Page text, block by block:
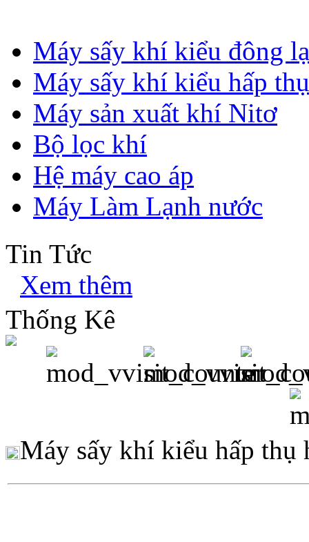
Máy sấy khí kiểu đông
Máy sấy khí kiểu hấp thụ
Máy sản xuất khí Nitơ
Bộ lọc khí
Hệ máy cao áp
Máy Làm Lạnh nước
Tin Tức
Xem thêm
Thống Kê
Máy sấy khí kiểu hấp thụ